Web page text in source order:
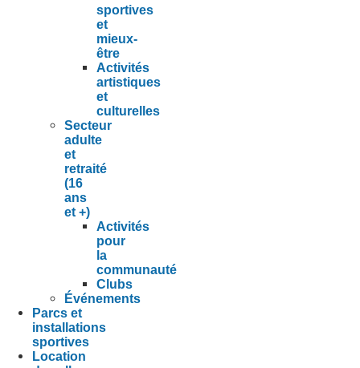
sportives
et
mieux-
être
Activités
artistiques
et
culturelles
Secteur
adulte
et
retraité
(16
ans
et +)
Activités
pour
la
communauté
Clubs
Événements
Parcs et
installations
sportives
Location